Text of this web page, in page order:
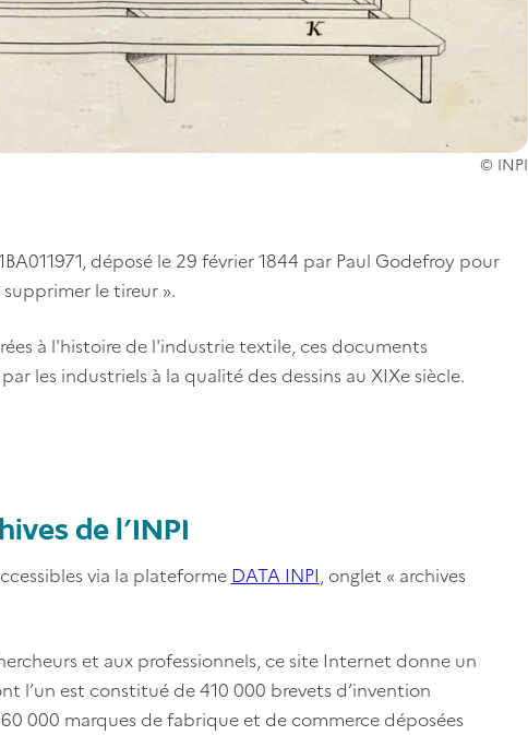
© INPI
déposé le 29 février 1844 par Paul Godefroy pour
le tireur ».
à l'histoire de l'industrie textile, ces documents
les industriels à la qualité des dessins au XIXe siècle.
de l’INPI
via la plateforme DATA INPI , onglet « archives
et aux professionnels, ce site Internet donne un
l’un est constitué de 410 000 brevets d’invention
000 marques de fabrique et de commerce déposées